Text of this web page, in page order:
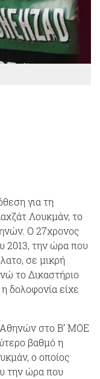
για τη
Λουκμάν, το
Ο 27χρονος
2013, την ώρα που
σε μικρή
το Δικαστήριο
δολοφονία είχε
στο Β’ ΜΟΕ
βαθμό η
ο οποίος
την ώρα που